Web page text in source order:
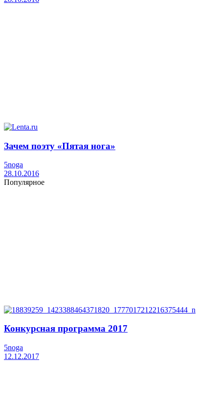
Зачем поэту «Пятая нога»
5noga
28.10.2016
Популярное
Конкурсная программа 2017
5noga
12.12.2017